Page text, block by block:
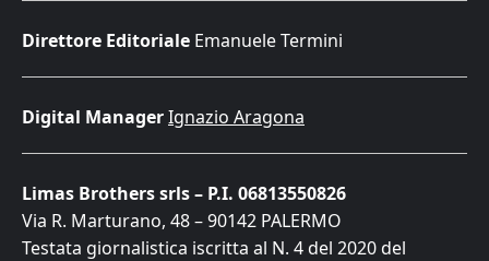
Direttore Editoriale Emanuele Termini
Digital ManagerIgnazio Aragona
Limas Brothers srls – P.I. 06813550826
Via R. Marturano, 48 – 90142 PALERMO
Testata giornalistica iscritta al N. 4 del 2020 del